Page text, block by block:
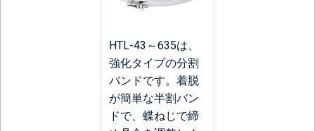
HTL-43～635は、
強化タイプの分割
バンドです。着脱
が簡単な半割バン
ドで、蝶ねじで締